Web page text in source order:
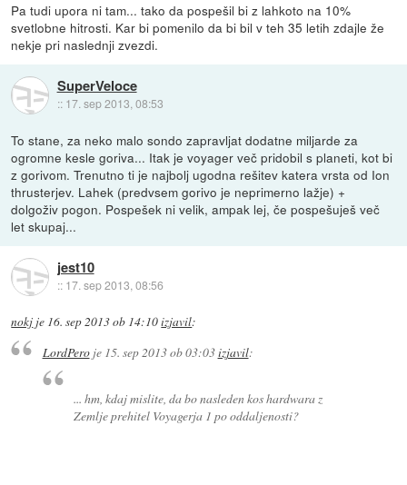
Pa tudi upora ni tam... tako da pospešil bi z lahkoto na 10%
svetlobne hitrosti. Kar bi pomenilo da bi bil v teh 35 letih zdajle že
nekje pri naslednji zvezdi.
SuperVeloce
:: 17. sep 2013, 08:53
To stane, za neko malo sondo zapravljat dodatne miljarde za
ogromne kesle goriva... Itak je voyager več pridobil s planeti, kot bi
z gorivom. Trenutno ti je najbolj ugodna rešitev katera vrsta od Ion
thrusterjev. Lahek (predvsem gorivo je neprimerno lažje) +
dolgoživ pogon. Pospešek ni velik, ampak lej, če pospešuješ več
let skupaj...
jest10
:: 17. sep 2013, 08:56
nokj je 16. sep 2013 ob 14:10izjavil:
LordPeroje 15. sep 2013 ob 03:03izjavil:
... hm, kdaj mislite, da bo nasleden kos hardwara z
Zemlje prehitel Voyagerja 1 po oddaljenosti?